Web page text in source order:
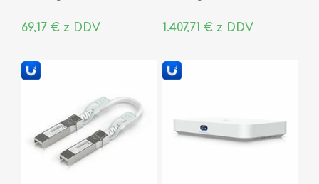
69,17 € z DDV 1.407,71 € z DDV